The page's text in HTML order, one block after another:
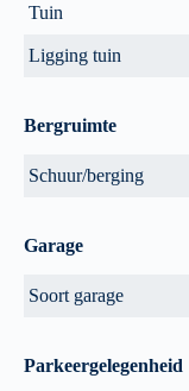
Tuin
Ligging tuin
Bergruimte
Schuur/berging
Garage
Soort garage
Parkeergelegenheid